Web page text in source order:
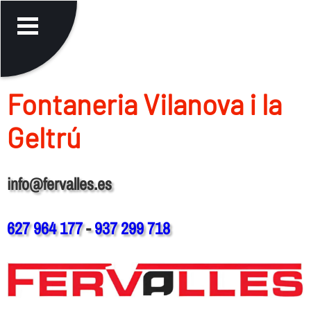
Fontaneria Vilanova i la
Geltrú
info@fervalles.es
627 964 177-937 299 718